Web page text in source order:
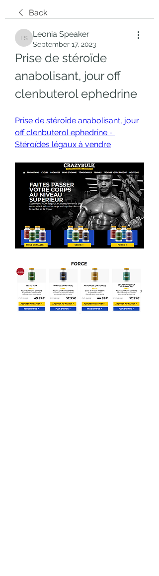
Back
Leonia Speaker
Leonia Speaker
September 17, 2023
Prise de stéroïde
anabolisant, jour off
clenbuterol ephedrine
Prise de stéroïde anabolisant, jour
off clenbuterol ephedrine -
Stéroïdes légaux à vendre